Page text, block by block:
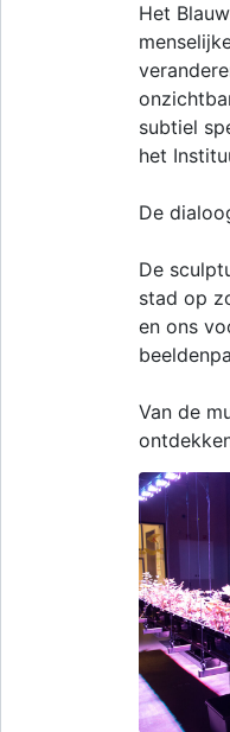
Het
subtiel
het
De
De
stad op
en ons
Van de